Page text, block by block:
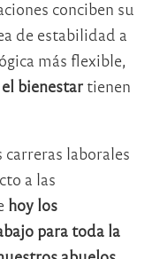
conciben su
de estabilidad a
más flexible,
bienestar tienen
carreras laborales
a las
hoy los
para toda la